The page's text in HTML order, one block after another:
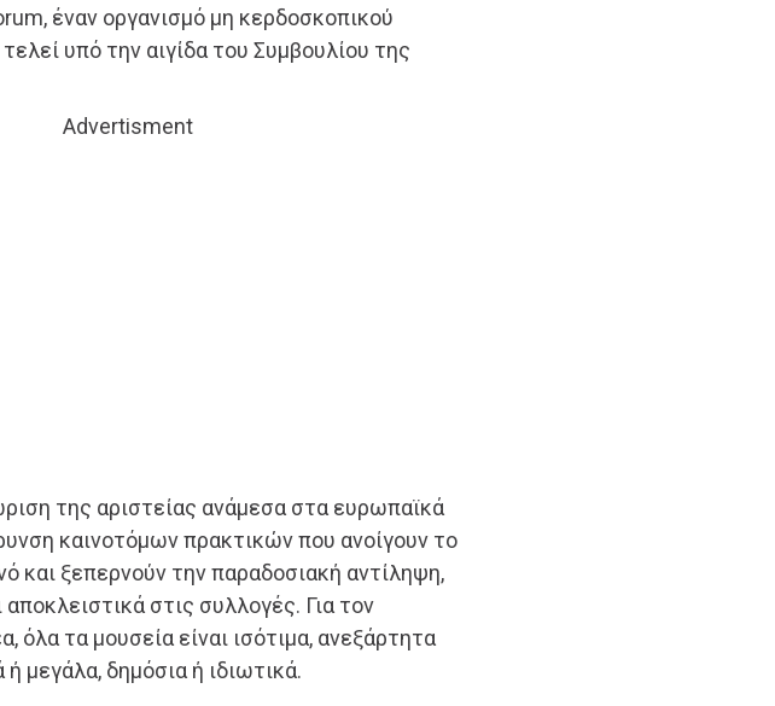
έναν οργανισμό μη κερδοσκοπικού
υπό την αιγίδα του Συμβουλίου της
Advertisment
της αριστείας ανάμεσα στα ευρωπαϊκά
καινοτόμων πρακτικών που ανοίγουν το
και ξεπερνούν την παραδοσιακή αντίληψη,
στις συλλογές. Για τον
όλα τα μουσεία είναι ισότιμα, ανεξάρτητα
ή μεγάλα, δημόσια ή ιδιωτικά.